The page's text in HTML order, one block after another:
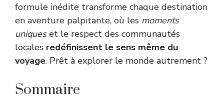
formule inédite transforme chaque destination
en aventure palpitante, où les moments
uniqueset le respect des communautés
locales redéfinissent le sens même du
voyage. Prêt à explorer le monde autrement ?
Sommaire